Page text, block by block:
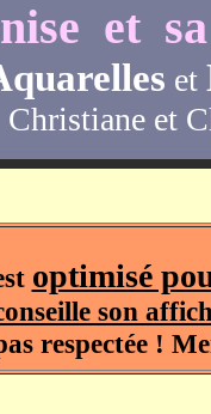
et
et
Christiane et
optimisé
son
respectée !